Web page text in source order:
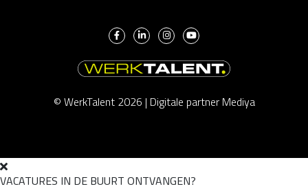
© WerkTalent 2026 | Digitale partner Mediya
VACATURES IN DE BUURT ONTVANGEN?